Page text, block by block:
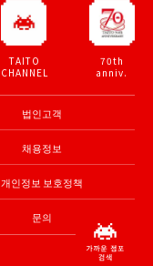
TAITO
CHANNEL
70th
anniv.
법인고객
채용정보
개인정보 보호정책
문의